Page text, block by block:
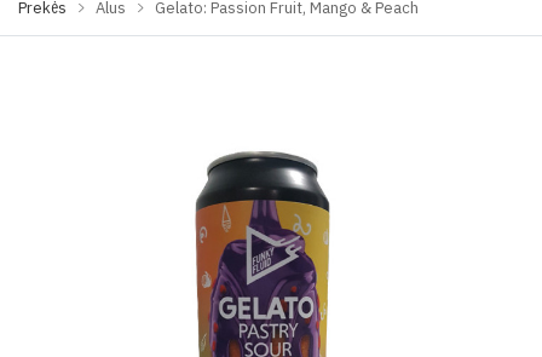
Prekės Alus Gelato: Passion Fruit, Mango & Peach